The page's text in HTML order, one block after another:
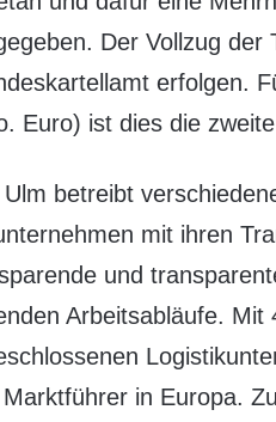
Der Vollzug der
erfolgen.
Euro) ist dies die
betreibt
mit ihren
und
Arbeitsabläufe.
in Europa.